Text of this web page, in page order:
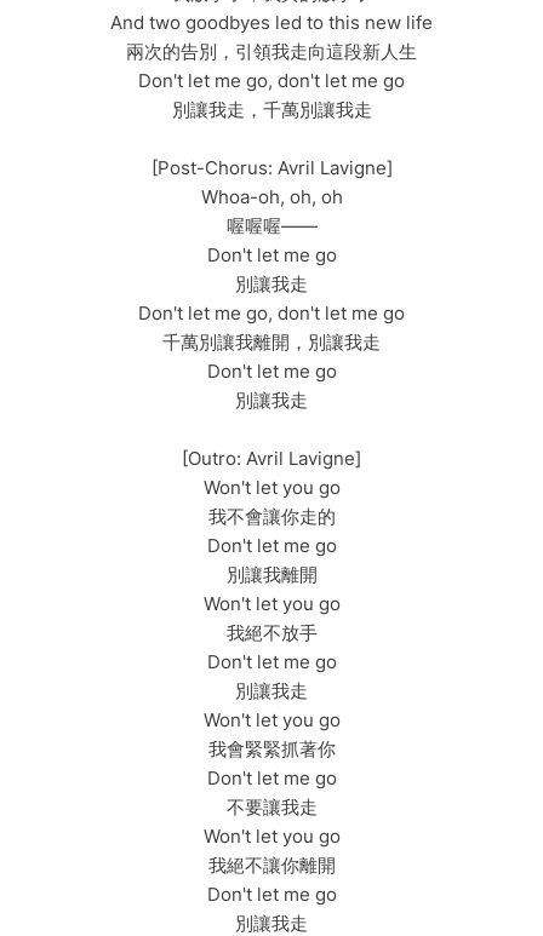
And two goodbyes led to this new life
兩次的告別，引領我走向這段新人生
Don't let me go, don't let me go
別讓我走，千萬別讓我走
[Post-Chorus: Avril Lavigne]
Whoa-oh, oh, oh
喔喔喔——
Don't let me go
別讓我走
Don't let me go, don't let me go
千萬別讓我離開，別讓我走
Don't let me go
別讓我走
[Outro: Avril Lavigne]
Won't let you go
我不會讓你走的
Don't let me go
別讓我離開
Won't let you go
我絕不放手
Don't let me go
別讓我走
Won't let you go
我會緊緊抓著你
Don't let me go
不要讓我走
Won't let you go
我絕不讓你離開
Don't let me go
別讓我走